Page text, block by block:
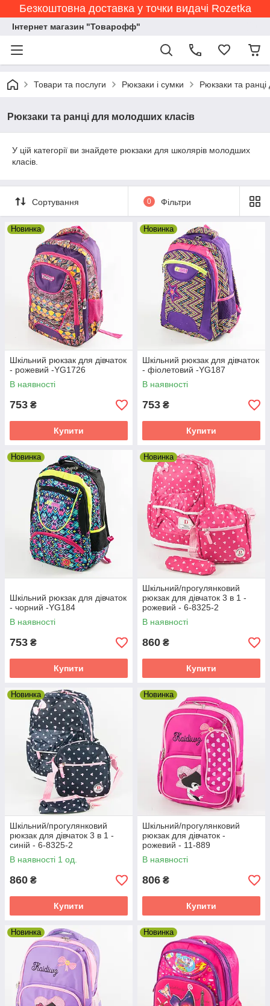
Безкоштовна доставка у точки видачі Rozetka
Інтернет магазин "Товарофф"
Товари та послуги Рюкзаки і сумки Рюкзаки та
Рюкзаки та ранці для молодших класів
У цій категорії ви знайдете рюкзаки для школярів молодших
класів.
Сортування 0 Фільтри
Новинка
Шкільний рюкзак для дівчаток
- рожевий -YG1726
В наявності
753 ₴
Купити
Новинка
Шкільний рюкзак для дівчаток
- фіолетовий -YG187
В наявності
753 ₴
Купити
Новинка
Шкільний рюкзак для дівчаток
- чорний -YG184
В наявності
753 ₴
Купити
Новинка
Шкільний/прогулянковий
рюкзак для дівчаток 3 в 1 -
рожевий - 6-8325-2
В наявності
860 ₴
Купити
Новинка
Шкільний/прогулянковий
рюкзак для дівчаток 3 в 1 -
синій - 6-8325-2
В наявності 1 од.
860 ₴
Купити
Новинка
Шкільний/прогулянковий
рюкзак для дівчаток -
рожевий - 11-889
В наявності
806 ₴
Купити
Новинка Новинка